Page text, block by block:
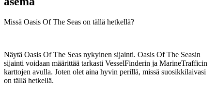
Missä Oasis Of The Seas on tällä hetkellä?
Näytä Oasis Of The Seas nykyinen sijainti. Oasis Of The Seasin
sijainti voidaan määrittää tarkasti VesselFinderin ja MarineTrafficin
karttojen avulla. Joten olet aina hyvin perillä, missä suosikkilaivasi
on tällä hetkellä.